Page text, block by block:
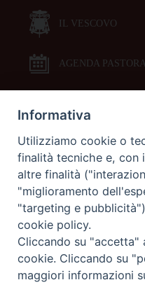
IL VESCOVO
AGENDA
DOCUMENTI
ORARI MESSE
LITURGIA DELLE
GALLERIE
Informativa
Utilizziamo cookie o
finalità tecniche e, con
altre finalità
"miglioramento
"targeting e
cookie policy.
Cliccando su "accetta"
cookie. Cliccando su
maggiori informazioni